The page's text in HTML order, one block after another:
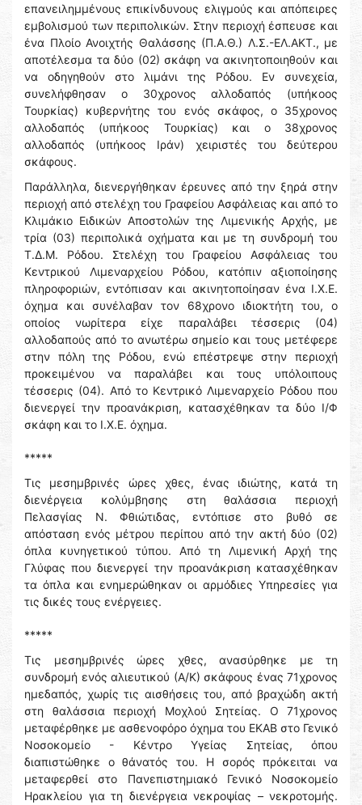
επανειλημμένους επικίνδυνους ελιγμούς και απόπειρες
εμβολισμού των περιπολικών. Στην περιοχή έσπευσε και
ένα Πλοίο Ανοιχτής Θαλάσσης (Π.Α.Θ.) Λ.Σ.-ΕΛ.ΑΚΤ., με
αποτέλεσμα τα δύο (02) σκάφη να ακινητοποιηθούν και
να οδηγηθούν στο λιμάνι της Ρόδου. Εν συνεχεία,
συνελήφθησαν ο 30χρονος αλλοδαπός (υπήκοος
Τουρκίας) κυβερνήτης του ενός σκάφος, ο 35χρονος
αλλοδαπός (υπήκοος Τουρκίας) και ο 38χρονος
αλλοδαπός (υπήκοος Ιράν) χειριστές του δεύτερου
σκάφους.
Παράλληλα, διενεργήθηκαν έρευνες από την ξηρά στην
περιοχή από στελέχη του Γραφείου Ασφάλειας και από το
Κλιμάκιο Ειδικών Αποστολών της Λιμενικής Αρχής, με
τρία (03) περιπολικά οχήματα και με τη συνδρομή του
Τ.Δ.Μ. Ρόδου. Στελέχη του Γραφείου Ασφάλειας του
Κεντρικού Λιμεναρχείου Ρόδου, κατόπιν αξιοποίησης
πληροφοριών, εντόπισαν και ακινητοποίησαν ένα Ι.Χ.Ε.
όχημα και συνέλαβαν τον 68χρονο ιδιοκτήτη του, ο
οποίος νωρίτερα είχε παραλάβει τέσσερις (04)
αλλοδαπούς από το ανωτέρω σημείο και τους μετέφερε
στην πόλη της Ρόδου, ενώ επέστρεψε στην περιοχή
προκειμένου να παραλάβει και τους υπόλοιπους
τέσσερις (04). Από το Κεντρικό Λιμεναρχείο Ρόδου που
διενεργεί την προανάκριση, κατασχέθηκαν τα δύο Ι/Φ
σκάφη και το Ι.Χ.Ε. όχημα.
*****
Τις μεσημβρινές ώρες χθες, ένας ιδιώτης, κατά τη
διενέργεια κολύμβησης στη θαλάσσια περιοχή
Πελασγίας Ν. Φθιώτιδας, εντόπισε στο βυθό σε
απόσταση ενός μέτρου περίπου από την ακτή δύο (02)
όπλα κυνηγετικού τύπου. Από τη Λιμενική Αρχή της
Γλύφας που διενεργεί την προανάκριση κατασχέθηκαν
τα όπλα και ενημερώθηκαν οι αρμόδιες Υπηρεσίες για
τις δικές τους ενέργειες.
*****
Τις μεσημβρινές ώρες χθες, ανασύρθηκε με τη
συνδρομή ενός αλιευτικού (Α/Κ) σκάφους ένας 71χρονος
ημεδαπός, χωρίς τις αισθήσεις του, από βραχώδη ακτή
στη θαλάσσια περιοχή Μοχλού Σητείας. Ο 71χρονος
μεταφέρθηκε με ασθενοφόρο όχημα του ΕΚΑΒ στο Γενικό
Νοσοκομείο - Κέντρο Υγείας Σητείας, όπου
διαπιστώθηκε ο θάνατός του. Η σορός πρόκειται να
μεταφερθεί στο Πανεπιστημιακό Γενικό Νοσοκομείο
Ηρακλείου για τη διενέργεια νεκροψίας – νεκροτομής.